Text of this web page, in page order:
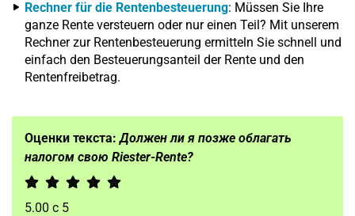
Rechner für die Rentenbesteuerung: Müssen Sie Ihre
ganze Rente versteuern oder nur einen Teil? Mit unserem
Rechner zur Rentenbesteuerung ermitteln Sie schnell und
einfach den Besteuerungsanteil der Rente und den
Rentenfreibetrag.
Оценки текста:Должен ли я позже облагать
налогом свою Riester-Rente?
5.00 с 5